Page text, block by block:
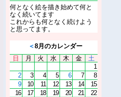
何となく絵を描き始めて何と
なく続いてます
これからも何となく続けよう
と思ってます。
＜8月のカレンダー
日
月 火 水 木 金
土
1
2
3 4 5 6 7
8
9
10 11 12 13 14
15
16
17 18 19 20 21
22